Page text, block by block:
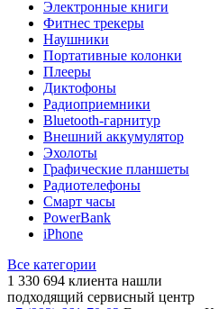
Электронные книги
Фитнес трекеры
Наушники
Портативные колонки
Плееры
Диктофоны
Радиоприемники
Bluetooth-гарнитур
Внешний аккумулятор
Эхолоты
Графические планшеты
Радиотелефоны
Смарт часы
PowerBank
iPhone
Все категории
1 330 694 клиента нашли
подходящий сервисный центр